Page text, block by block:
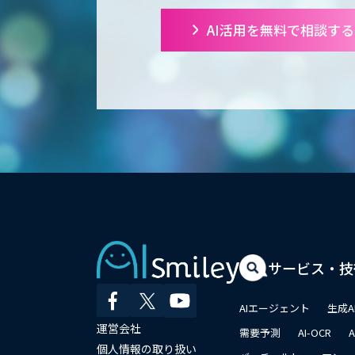
AI活用を無料で相談する
運営会社
個人情報の取り扱い
サービス・
AIエージェント
生成
需要予測
AI-OCR